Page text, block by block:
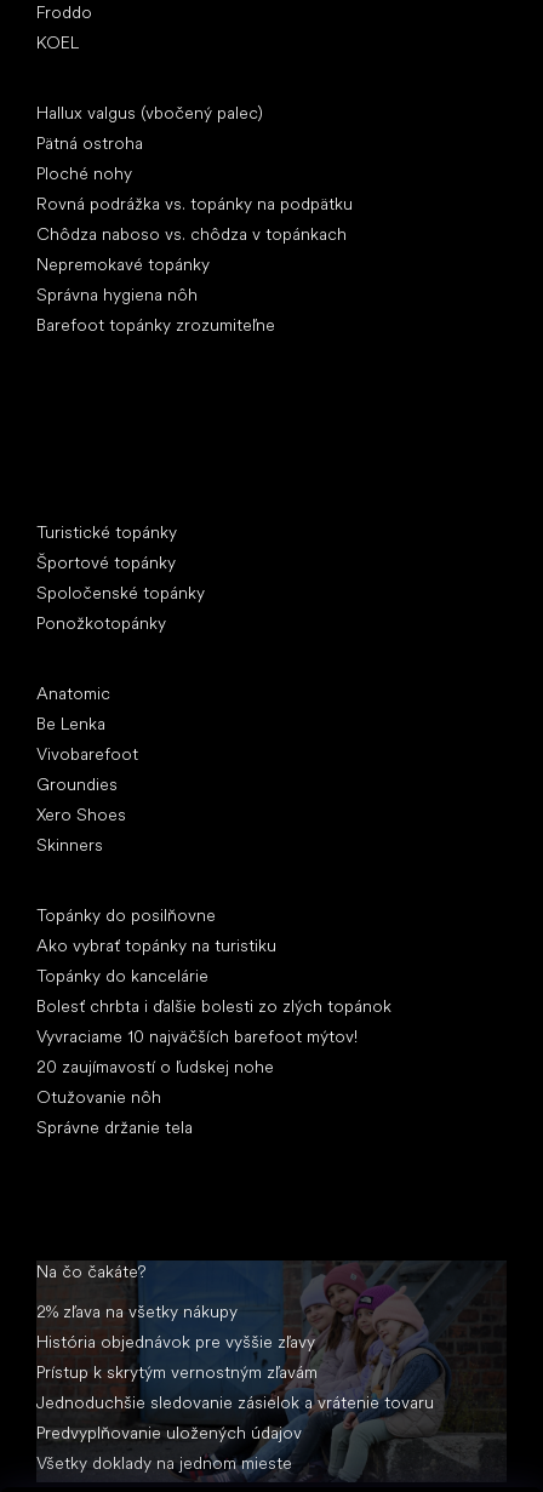
Froddo
KOEL
Hallux valgus (vbočený palec)
Pätná ostroha
Ploché nohy
Rovná podrážka vs. topánky na podpätku
Chôdza naboso vs. chôdza v topánkach
Nepremokavé topánky
Správna hygiena nôh
Barefoot topánky zrozumiteľne
Turistické topánky
Športové topánky
Spoločenské topánky
Ponožkotopánky
Anatomic
Be Lenka
Vivobarefoot
Groundies
Xero Shoes
Skinners
Topánky do posilňovne
Ako vybrať topánky na turistiku
Topánky do kancelárie
Bolesť chrbta i ďalšie bolesti zo zlých topánok
Vyvraciame 10 najväčších barefoot mýtov!
20 zaujímavostí o ľudskej nohe
Otužovanie nôh
Správne držanie tela
Na čo čakáte?
2% zľava na všetky nákupy
História objednávok pre vyššie zľavy
Prístup k skrytým vernostným zľavám
Jednoduchšie sledovanie zásielok a vrátenie tovaru
Predvyplňovanie uložených údajov
Všetky doklady na jednom mieste